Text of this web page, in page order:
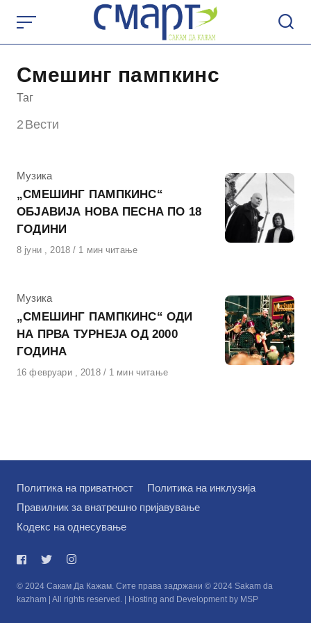
content
Смешинг пампкинс
Таг
2 Вести
КАтегорија
Музика
„СМЕШИНГ ПАМПКИНС“
ОБЈАВИЈА НОВА ПЕСНА ПО 18
ГОДИНИ
Објавено
8 јуни , 2018 1 мин читање
КАтегорија
Музика
„СМЕШИНГ ПАМПКИНС“ ОДИ
НА ПРВА ТУРНЕЈА ОД 2000
ГОДИНА
Објавено
16 февруари , 2018 1 мин читање
Политика на приватност
Политика на инклузија
Правилник за внатрешно пријавување
Кодекс на однесување
© 2024 Сакам Да Кажам. Сите права задржани © 2024 Sakam da
kazham | All rights reserved. | Hosting and Development by MSP